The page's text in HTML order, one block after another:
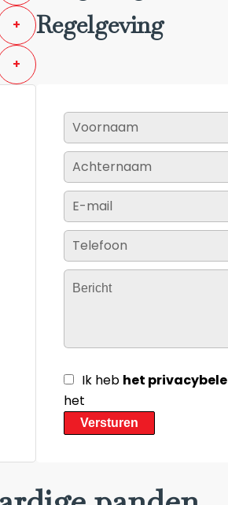
+ Regelgeving
+
Ik heb het
het
Versturen